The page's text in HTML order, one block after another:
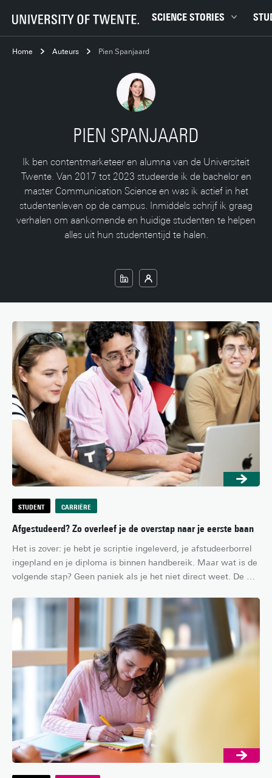
SCIENCE STORIES
Chiptechnologie
Gedrag & samenleving
Gezondheid
Klimaat
Robotica
Veiligheid
Home Auteurs Pien Spanjaard
PIEN SPANJAARD
Ik ben contentmarketeer en alumna van de Universiteit
Twente. Van 2017 tot 2023 studeerde ik de bachelor en
master Communication Science en was ik actief in het
studentenleven op de campus. Inmiddels schrijf ik graag
verhalen om aankomende en huidige studenten te helpen
alles uit hun studententijd te halen.
STUDENT CARRIÈRE
Afgestudeerd? Zo overleef je de overstap naar je eerste baan
Het is zover: je hebt je scriptie ingeleverd, je afstudeerborrel
ingepland en je diploma is binnen handbereik. Maar wat is de
volgende stap? Geen paniek als je het niet direct weet. De
overweldigend zijn! Met deze gedachten in je achterhoofd ga
je de start van je carrière in ieder geval een stuk relaxter